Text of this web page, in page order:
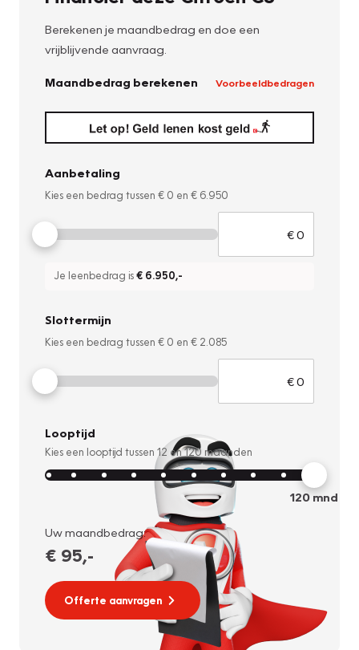
Berekenen je maandbedrag en doe een
vrijblijvende aanvraag.
Maandbedrag berekenen Voorbeeldbedragen
Aanbetaling
Kies een bedrag tussen € 0 en € 6.950
Je leenbedrag is€ 6.950,-
Slottermijn
Kies een bedrag tussen € 0 en € 2.085
Looptijd
Kies een looptijd tussen 12 en120 maanden
120mnd
Uw maandbedrag:
€ 95,-
Offerte aanvragen